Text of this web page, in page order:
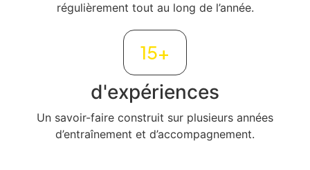
régulièrement tout au long de l’année.
15+
d'expériences
Un savoir-faire construit sur plusieurs années
d’entraînement et d’accompagnement.